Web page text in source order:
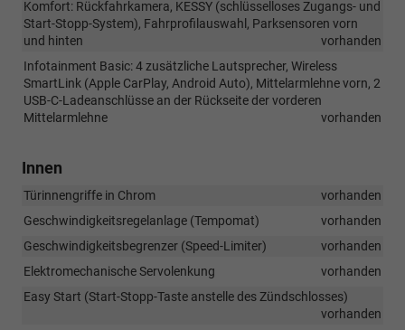
Komfort: Rückfahrkamera, KESSY (schlüsselloses Zugangs- und
Start-Stopp-System), Fahrprofilauswahl, Parksensoren vorn
und hinten
vorhanden
Infotainment Basic: 4 zusätzliche Lautsprecher, Wireless
SmartLink (Apple CarPlay, Android Auto), Mittelarmlehne vorn, 2
USB-C-Ladeanschlüsse an der Rückseite der vorderen
Mittelarmlehne
vorhanden
Innen
Türinnengriffe in Chrom
vorhanden
Geschwindigkeitsregelanlage (Tempomat)
vorhanden
Geschwindigkeitsbegrenzer (Speed-Limiter)
vorhanden
Elektromechanische Servolenkung
vorhanden
Easy Start (Start-Stopp-Taste anstelle des Zündschlosses)
vorhanden